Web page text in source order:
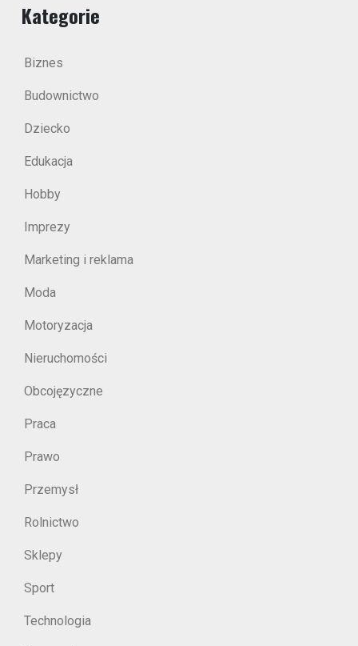
Kategorie
Biznes
Budownictwo
Dziecko
Edukacja
Hobby
Imprezy
Marketing i reklama
Moda
Motoryzacja
Nieruchomości
Obcojęzyczne
Praca
Prawo
Przemysł
Rolnictwo
Sklepy
Sport
Technologia